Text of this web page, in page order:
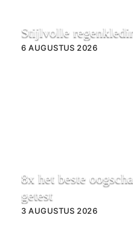
Stijlvolle
6 AUGUSTUS 2026
8x het beste
getest
3 AUGUSTUS 2026